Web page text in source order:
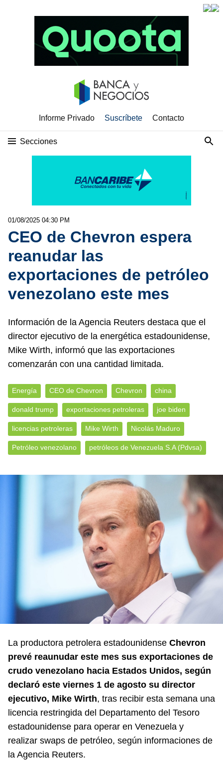
Informe Privado Suscríbete Contacto
Secciones
01/08/2025 04:30 PM
CEO de Chevron espera
reanudar las
exportaciones de petróleo
venezolano este mes
Información de la Agencia Reuters destaca que el
director ejecutivo de la energética estadounidense,
Mike Wirth, informó que las exportaciones
comenzarán con una cantidad limitada.
Energía CEO de Chevron Chevron china
donald trump exportaciones petroleras joe biden
licencias petroleras Mike Wirth Nicolás Maduro
Petróleo venezolano petróleos de Venezuela S.A (Pdvsa)
La productora petrolera estadounidense Chevron
prevé reaunudar este mes sus exportaciones de
crudo venezolano hacia Estados Unidos, según
declaró este viernes 1 de agosto su director
ejecutivo, Mike Wirth, tras recibir esta semana una
licencia restringida del Departamento del Tesoro
estadounidense para operar en Venezuela y
realizar swaps de petróleo, según informaciones de
la Agencia Reuters.